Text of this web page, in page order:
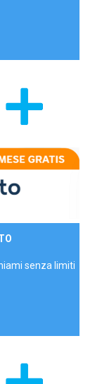
senza limiti